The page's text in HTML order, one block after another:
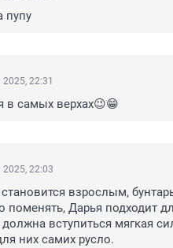
пупу
22:31
в самых верхах😉😁
22:03
взрослым,
поменять, Дарья подходит
должна вступиться мягкая
них самих русло.